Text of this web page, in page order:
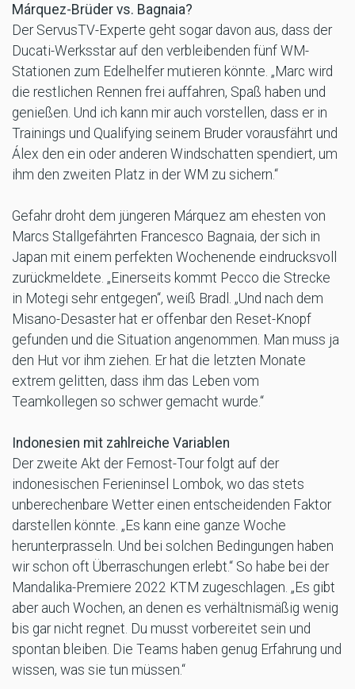
Márquez-Brüder vs. Bagnaia?
Der ServusTV-Experte geht sogar davon aus, dass der
Ducati-Werksstar auf den verbleibenden fünf WM-
Stationen zum Edelhelfer mutieren könnte. „Marc wird
die restlichen Rennen frei auffahren, Spaß haben und
genießen. Und ich kann mir auch vorstellen, dass er in
Trainings und Qualifying seinem Bruder vorausfährt und
Álex den ein oder anderen Windschatten spendiert, um
ihm den zweiten Platz in der WM zu sichern.“
Gefahr droht dem jüngeren Márquez am ehesten von
Marcs Stallgefährten Francesco Bagnaia, der sich in
Japan mit einem perfekten Wochenende eindrucksvoll
zurückmeldete. „Einerseits kommt Pecco die Strecke
in Motegi sehr entgegen“, weiß Bradl. „Und nach dem
Misano-Desaster hat er offenbar den Reset-Knopf
gefunden und die Situation angenommen. Man muss ja
den Hut vor ihm ziehen. Er hat die letzten Monate
extrem gelitten, dass ihm das Leben vom
Teamkollegen so schwer gemacht wurde.“
Indonesien mit zahlreiche Variablen
Der zweite Akt der Fernost-Tour folgt auf der
indonesischen Ferieninsel Lombok, wo das stets
unberechenbare Wetter einen entscheidenden Faktor
darstellen könnte. „Es kann eine ganze Woche
herunterprasseln. Und bei solchen Bedingungen haben
wir schon oft Überraschungen erlebt.“ So habe bei der
Mandalika-Premiere 2022 KTM zugeschlagen. „Es gibt
aber auch Wochen, an denen es verhältnismäßig wenig
bis gar nicht regnet. Du musst vorbereitet sein und
spontan bleiben. Die Teams haben genug Erfahrung und
wissen, was sie tun müssen.“